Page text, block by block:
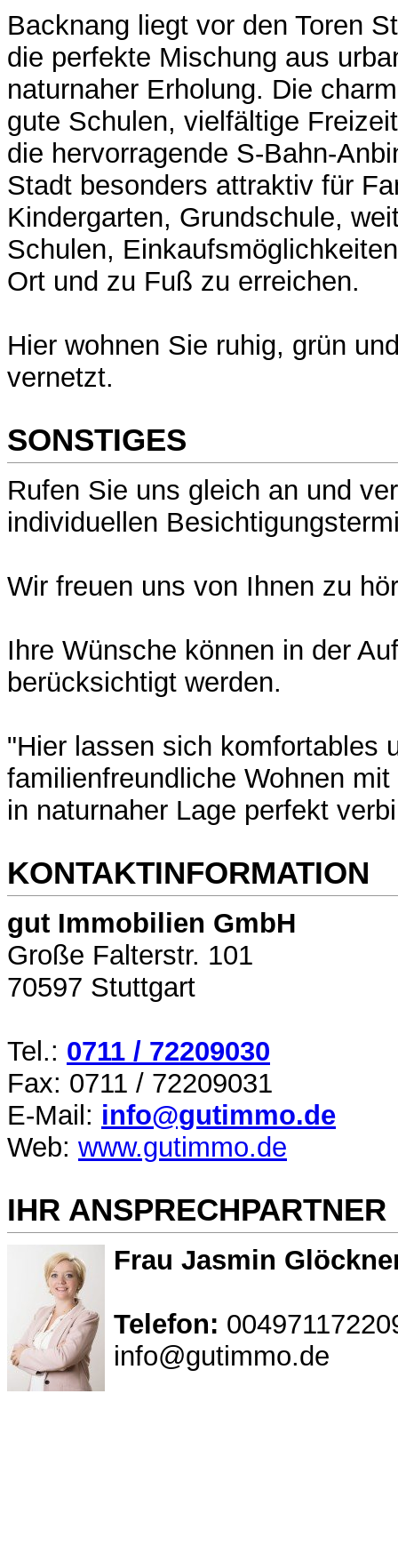
Backnang liegt vor den Toren
die perfekte Mischung aus
naturnaher Erholung. Die
gute Schulen, vielfältige
die hervorragende S-Bahn-
Stadt besonders attraktiv für
Kindergarten, Grundschule,
Schulen,
Ort und zu Fuß zu erreichen.
Hier wohnen Sie ruhig, grün
vernetzt.
SONSTIGES
Rufen Sie uns gleich an und
individuellen
Wir freuen uns von Ihnen zu
Ihre Wünsche können in der
berücksichtigt werden.
"Hier lassen sich komfortables
familienfreundliche Wohnen
in naturnaher Lage perfekt
KONTAKTINFORMATION
gut Immobilien GmbH
Große Falterstr. 101
70597 Stuttgart
Tel.: 0711 / 72209030
Fax: 0711 / 72209031
E-Mail: info@gutimmo.de
Web: www.gutimmo.de
IHR ANSPRECHPARTNER
Frau Jasmin
Telefon:
info@gutimmo.de